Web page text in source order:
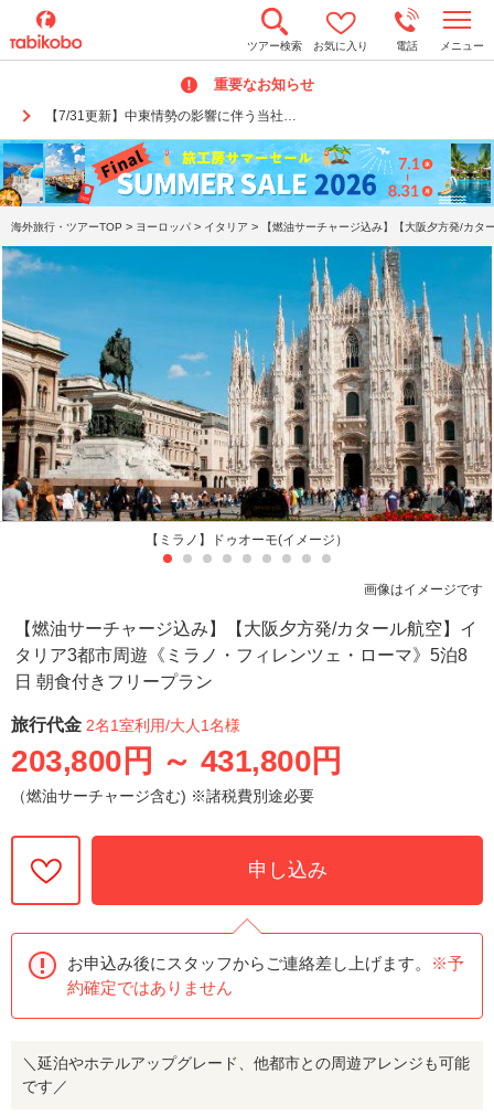
ツアー検索 お気に入り 電話 メニュー
重要なお知らせ
【7/31更新】中東情勢の影響に伴う当社…
o
n
a
v
i
g
a
t
海外旅行・ツアーTOP > ヨーロッパ > イタリア > 【燃油サーチャージ込み】【大阪夕方発/カ
【ミラノ】ドゥオーモ(イメージ）
画像はイメージです
【燃油サーチャージ込み】【大阪夕方発/カタール航空】イ
タリア3都市周遊《ミラノ・フィレンツェ・ローマ》5泊8
日 朝食付きフリープラン
旅行代金 2名1室利用/大人1名様
203,800円 ～ 431,800円
（燃油サーチャージ含む) ※諸税費別途必要
申し込み
お申込み後にスタッフからご連絡差し上げます。
※予
約確定ではありません
＼延泊やホテルアップグレード、他都市との周遊アレンジも可能
です／